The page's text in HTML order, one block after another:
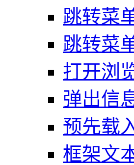
跳转菜
跳转菜
打开浏
弹出信
预先载
框架文